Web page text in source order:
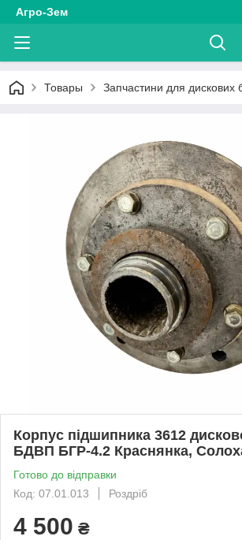
Агро-Зем
Товары Запчастини для дискових
Корпус підшипника 3612
БДВП БГР-4.2 Краснянка,
Готово до відправки
Код: 07.01.013
Роздріб
4 500 ₴